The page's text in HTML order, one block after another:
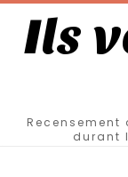
Ils
durant